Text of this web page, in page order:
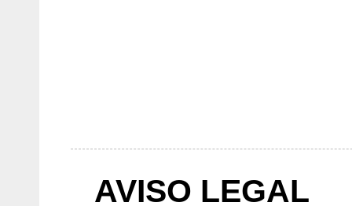
AVISO LEGAL